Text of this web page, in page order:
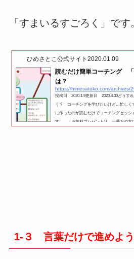
「すまいるすごろく」です
ひめさとこ公式サイト 2020.01.09
読むだけ簡単コーチング 「
は？
https://himesatoko.com/archves/
投稿日 2020.1.9更新日 2020.4.30どうす
う？ コーチングを学びたいけど…忙
に作ったのが読むだけでコーチングセッ
す。 ※無料プレゼントは、一番下の
1-３ 言葉だけで進めよ